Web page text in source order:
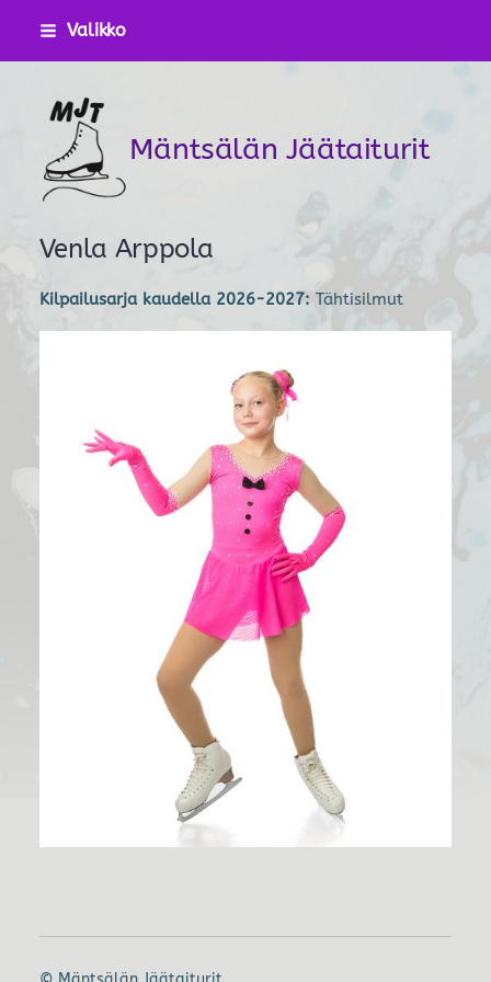
Siirry
Valikko
Mäntsälän Jäätaiturit
Venla Arppola
Kilpailusarja kaudella 2026-2027: Tähtisilmut